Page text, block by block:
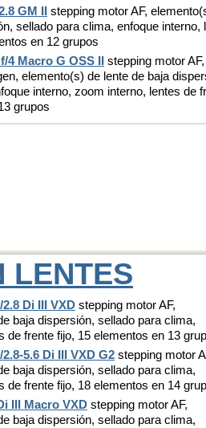
GM II
stepping motor AF,
sellado para clima, enfoque interno,
en 12 grupos
4 Macro G OSS II
stepping motor AF,
elemento(s) de lente de baja
interno, zoom interno, lentes de
grupos
LENTES
Di III VXD stepping motor AF,
baja dispersión, sellado para clima,
de frente fijo, 15 elementos en 13
5.6 Di III VXD G2 stepping motor
baja dispersión, sellado para clima,
de frente fijo, 18 elementos en 14
III Macro VXD stepping motor AF,
baja dispersión, sellado para clima,